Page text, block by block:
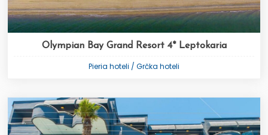
Olympian Bay Grand Resort 4* Leptokaria
Pieria hoteli / Grčka hoteli